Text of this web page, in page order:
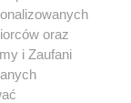
oraz
i Zaufani